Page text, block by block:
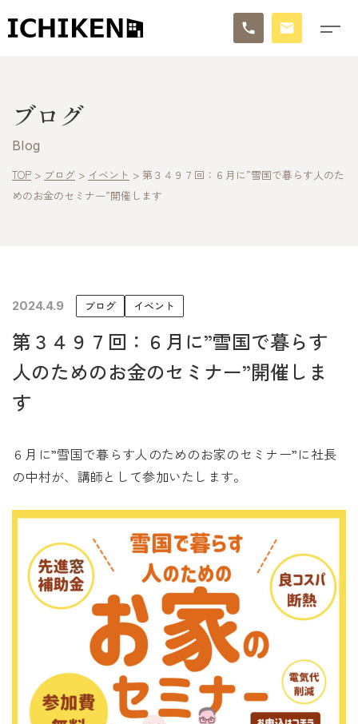
ブログ
施工事例
未来に住み継ぐ平屋
会社情報
お問い合わせ
Tel. 0257-27-2157
ブログ
Blog
TOP > ブログ > イベント > 第３４９７回：６月に”雪国で暮らす人のた
めのお金のセミナー”開催します
2024.4.9 ブログ イベント
第３４９７回：６月に”雪国で暮らす
人のためのお金のセミナー”開催しま
す
６月に”雪国で暮らす人のためのお家のセミナー”に社長
の中村が、講師として参加いたします。